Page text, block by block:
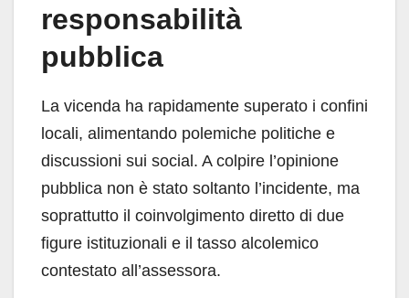
responsabilità
pubblica
La vicenda ha rapidamente superato i confini
locali, alimentando polemiche politiche e
discussioni sui social. A colpire l’opinione
pubblica non è stato soltanto l’incidente, ma
soprattutto il coinvolgimento diretto di due
figure istituzionali e il tasso alcolemico
contestato all’assessora.